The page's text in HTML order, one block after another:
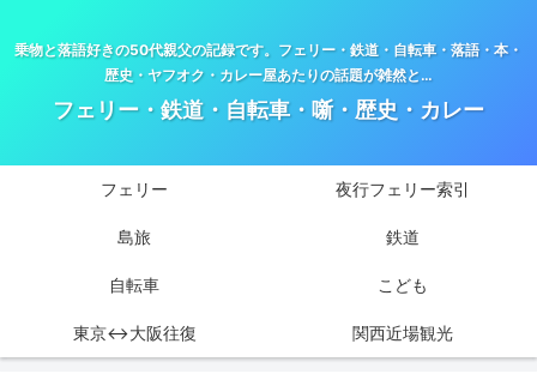
乗物と落語好きの50代親父の記録です。フェリー・鉄道・自転車・落語・本・
歴史・ヤフオク・カレー屋あたりの話題が雑然と…
フェリー・鉄道・自転車・噺・歴史・カレー
フェリー 夜行フェリー索引
島旅 鉄道
自転車 こども
東京↔大阪往復 関西近場観光